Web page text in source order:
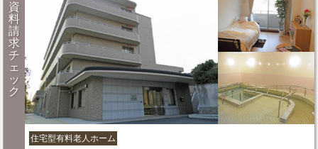
資
料
請
求
チ
ェ
ッ
ク
住宅型有料老人ホーム